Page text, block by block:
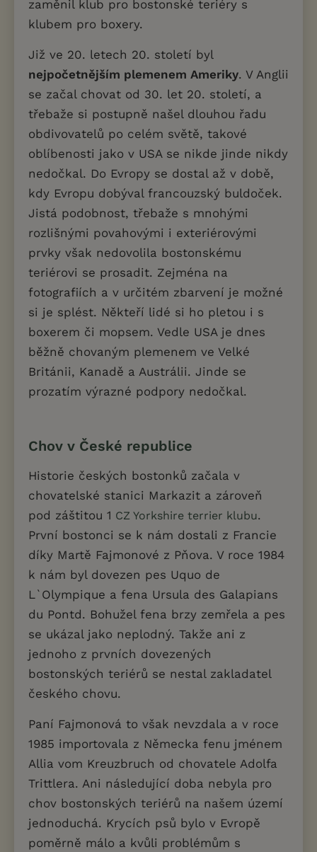
zaměnil klub pro bostonské teriéry s
klubem pro boxery.
Již ve 20. letech 20. století byl
nejpočetnějším plemenem Ameriky. V Anglii
se začal chovat od 30. let 20. století, a
třebaže si postupně našel dlouhou řadu
obdivovatelů po celém světě, takové
oblíbenosti jako v USA se nikde jinde nikdy
nedočkal. Do Evropy se dostal až v době,
kdy Evropu dobýval francouzský buldoček.
Jistá podobnost, třebaže s mnohými
rozlišnými povahovými i exteriérovými
prvky však nedovolila bostonskému
teriérovi se prosadit. Zejména na
fotografiích a v určitém zbarvení je možné
si je splést. Někteří lidé si ho pletou i s
boxerem či mopsem. Vedle USA je dnes
běžně chovaným plemenem ve Velké
Británii, Kanadě a Austrálii. Jinde se
prozatím výrazné podpory nedočkal.
Chov v České republice
Historie českých bostonků začala v
chovatelské stanici Markazit a zároveň
pod záštitou 1 CZ Yorkshire terrier klubu.
První bostonci se k nám dostali z Francie
díky Martě Fajmonové z Pňova. V roce 1984
k nám byl dovezen pes Uquo de
L`Olympique a fena Ursula des Galapians
du Pontd. Bohužel fena brzy zemřela a pes
se ukázal jako neplodný. Takže ani z
jednoho z prvních dovezených
bostonských teriérů se nestal zakladatel
českého chovu.
Paní Fajmonová to však nevzdala a v roce
1985 importovala z Německa fenu jménem
Allia vom Kreuzbruch od chovatele Adolfa
Trittlera. Ani následující doba nebyla pro
chov bostonských teriérů na našem území
jednoduchá. Krycích psů bylo v Evropě
poměrně málo a kvůli problémům s